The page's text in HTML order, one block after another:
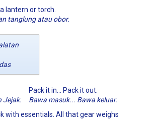
lantern or torch.
tanglung atau obor.
Jejak.
Pack it in... Pack it out.
Bawa masuk... Bawa keluar.
with essentials. All that gear weighs